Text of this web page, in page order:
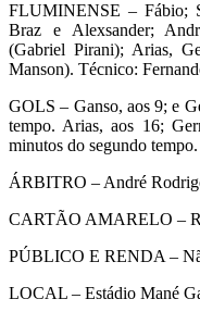
FLUMINENSE – Fábio;
Braz e Alexsander;
(Gabriel Pirani); Arias,
Manson). Técnico:
GOLS – Ganso, aos 9; e
tempo. Arias, aos 16;
minutos do segundo tempo.
ÁRBITRO – André
CARTÃO AMARELO –
PÚBLICO E RENDA –
LOCAL – Estádio Mané